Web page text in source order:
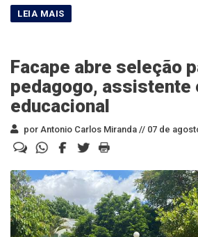
Facape abre seleção
pedagogo, assistente
educacional
por Antonio Carlos Miranda // 07 de